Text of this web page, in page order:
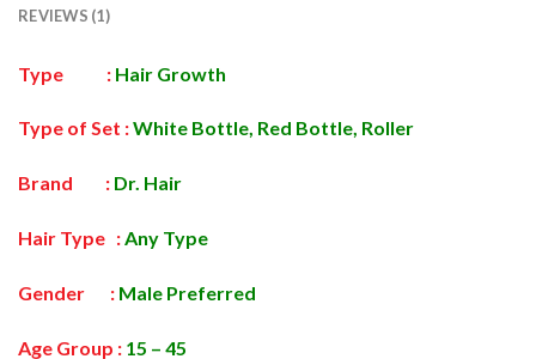
REVIEWS (1)
Type : Hair Growth
Type of Set :White Bottle, Red Bottle, Roller
Brand : Dr. Hair
Hair Type :Any Type
Gender : Male Preferred
Age Group : 15 – 45